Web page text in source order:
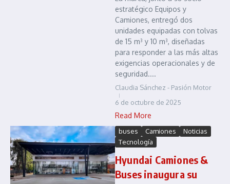
estratégico Equipos y
Camiones, entregó dos
unidades equipadas con tolvas
de 15 m³ y 10 m³, diseñadas
para responder a las más altas
exigencias operacionales y de
seguridad....
Claudia Sánchez - Pasión Motor
6 de octubre de 2025
Read More
buses Camiones
Noticias
Tecnología
Hyundai Camiones &
Buses inaugura su